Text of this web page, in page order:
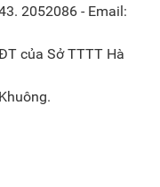
2052086 - Email:
của Sở TTTT Hà